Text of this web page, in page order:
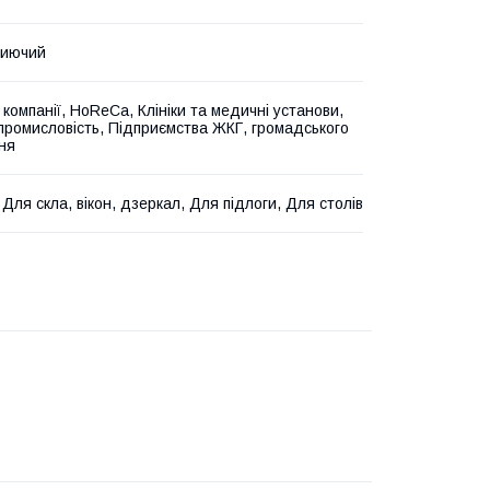
компанії, HoReCa, Клініки та медичні установи,
Підприємства ЖКГ, громадського
скла, вікон, дзеркал, Для підлоги, Для столів